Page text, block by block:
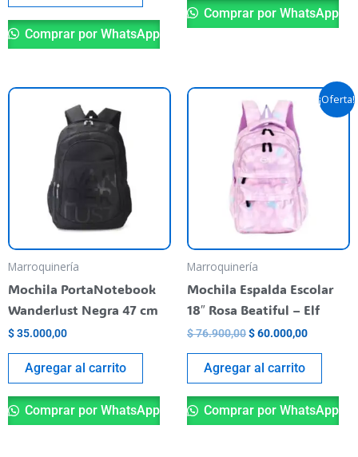
Comprar por WhatsApp
Comprar por WhatsApp
Marroquinería
Mochila PortaNotebook
Wanderlust Negra 47 cm
$35.000,00
Agregar al carrito
Comprar por WhatsApp
¡Oferta!
Marroquinería
Mochila Espalda Escolar
18″ Rosa Beatiful – Elf
$76.900,00
Original
price
was:
$ 76.900,00.
$60.000,00
Current
price
Agregar al carrito
Comprar por WhatsApp